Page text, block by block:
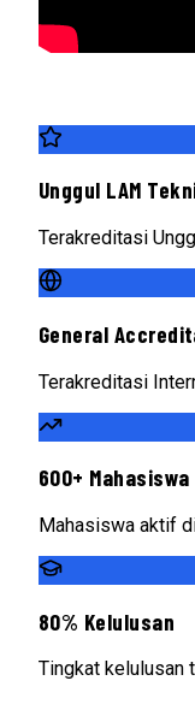
Unggul LAM
Terakreditasi
General
Terakreditasi
600+ Mahasiswa
Mahasiswa aktif
80% Kelulusan
Tingkat kelulusan